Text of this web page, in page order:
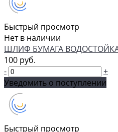
Быстрый просмотр
Нет в наличии
ШЛИФ БУМАГА
100 руб.
-
+
Уведомить о поступлении
Быстрый просмотр